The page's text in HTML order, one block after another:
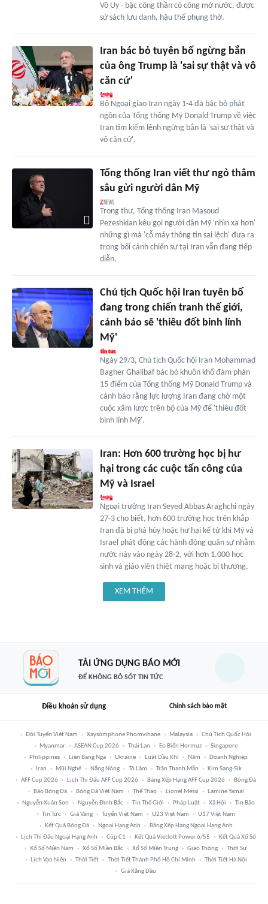
Võ Uy - bậc công thần có công mở nước, được
sử sách lưu danh, hậu thế phụng thờ.
Iran bác bỏ tuyên bố ngừng bắn
của ông Trump là 'sai sự thật và vô
căn cứ'
Bộ Ngoại giao Iran ngày 1-4 đã bác bỏ phát
ngôn của Tổng thống Mỹ Donald Trump về việc
Iran tìm kiếm lệnh ngừng bắn là 'sai sự thật và
vô căn cứ'.
Tổng thống Iran viết thư ngỏ thâm
sâu gửi người dân Mỹ
Trong thư, Tổng thống Iran Masoud
Pezeshkian kêu gọi người dân Mỹ 'nhìn xa hơn'
những gì mà 'cỗ máy thông tin sai lệch' đưa ra
trong bối cảnh chiến sự tại Iran vẫn đang tiếp
diễn.
Chủ tịch Quốc hội Iran tuyên bố
đang trong chiến tranh thế giới,
cảnh báo sẽ 'thiêu đốt binh lính
Mỹ'
Ngày 29/3, Chủ tịch Quốc hội Iran Mohammad
Bagher Ghalibaf bác bỏ khuôn khổ đàm phán
15 điểm của Tổng thống Mỹ Donald Trump và
cảnh báo rằng lực lượng Iran đang chờ một
cuộc xâm lược trên bộ của Mỹ để 'thiêu đốt
binh lính Mỹ'.
Iran: Hơn 600 trường học bị hư
hại trong các cuộc tấn công của
Mỹ và Israel
Ngoại trưởng Iran Seyed Abbas Araghchi ngày
27-3 cho biết, hơn 600 trường học trên khắp
Iran đã bị phá hủy hoặc hư hại kể từ khi Mỹ và
Israel phát động các hành động quân sự nhằm
nước này vào ngày 28-2, với hơn 1.000 học
sinh và giáo viên thiệt mạng hoặc bị thương.
XEM THÊM
TẢI ỨNG DỤNG BÁO MỚI
ĐỂ KHÔNG BỎ SÓT TIN TỨC
Điều khoản sử dụng Chính sách bảo mật
Đội Tuyển Việt Nam Xaysomphone Phomvihane Malaysia
Chủ Tịch Quốc Hội
Myanmar
ASEAN Cup 2026 Thái Lan Eo Biển Hormuz
Singapore
Philippines
Liên Bang Nga Ukraine Luật Dầu Khí Năm
Doanh Nghiệp
Iran
Mũi Nghê Nắng Nóng Tô Lâm Trần Thanh Mẫn
Kim Sang-Sik
AFF Cup 2026
Lịch Thi Đấu AFF Cup 2026 Bảng Xếp Hạng AFF Cup 2026
Bóng Đá
Báo Bóng Đá
Bóng Đá Việt Nam Thể Thao Lionel Messi
Lamine Yamal
Nguyễn Xuân Son
Nguyễn Đình Bắc Tin Thế Giới Pháp Luật Xã Hội
Tin Bão
Tin Tức
Giá Vàng Tuyển Việt Nam U23 Việt Nam
U17 Việt Nam
Kết Quả Bóng Đá
Ngoại Hạng Anh
Bảng Xếp Hạng Ngoại Hạng Anh
Lịch Thi Đấu Ngoại Hạng Anh
Cúp C1 Kết Quả Vietlott Power 6/55
Kết Quả Xổ Số
Xổ Số Miền Nam
Xổ Số Miền Bắc Xổ Số Miền Trung Giao Thông
Thời Sự
Lịch Vạn Niên
Thời Tiết Thời Tiết Thành Phố Hồ Chí Minh
Thời Tiết Hà Nội
Giá Xăng Dầu